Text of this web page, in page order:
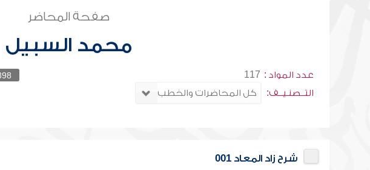
صفحة المحاضر
محمد السبيل
عدد المواد : 117
التــصنـيــف:
شرح زاد المعاد 001